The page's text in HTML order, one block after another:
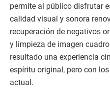
permite al público disfrutar
calidad visual y sonora
recuperación de negativos
y limpieza de imagen
resultado una experiencia
espíritu original, pero con
actual.